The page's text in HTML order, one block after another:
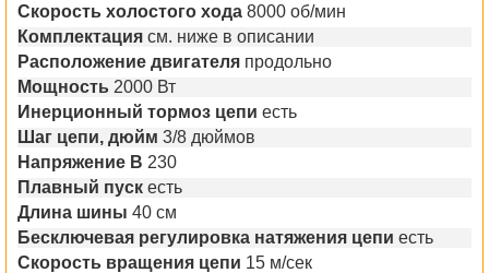
Скорость холостого хода 8000 об/мин
Комплектация см. ниже в описании
Расположение двигателя продольно
Мощность 2000 Вт
Инерционный тормоз цепи есть
Шаг цепи, дюйм 3/8 дюймов
Напряжение В 230
Плавный пуск есть
Длина шины 40 см
Бесключевая регулировка натяжения цепи есть
Скорость вращения цепи 15 м/сек